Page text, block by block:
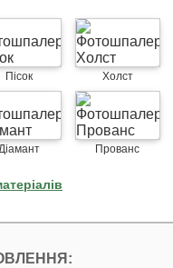
Пісок Холст
Прованс